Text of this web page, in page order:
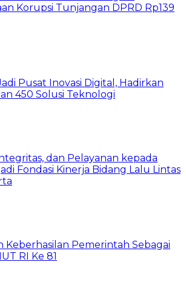
Korupsi Tunjangan DPRD Rp139
Pusat Inovasi Digital, Hadirkan
450 Solusi Teknologi
dan Pelayanan kepada
Fondasi Kinerja Bidang Lalu Lintas
Keberhasilan Pemerintah Sebagai
RI Ke 81